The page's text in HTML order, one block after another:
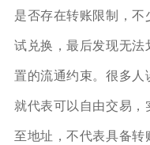
是否存在转账限制，
试兑换，最后发现无法
置的流通约束。很多人
就代表可以自由交易
至地址，不代表具备转